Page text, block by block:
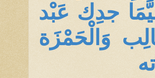
جدِك عَبْد
وَالْحَمْزَة